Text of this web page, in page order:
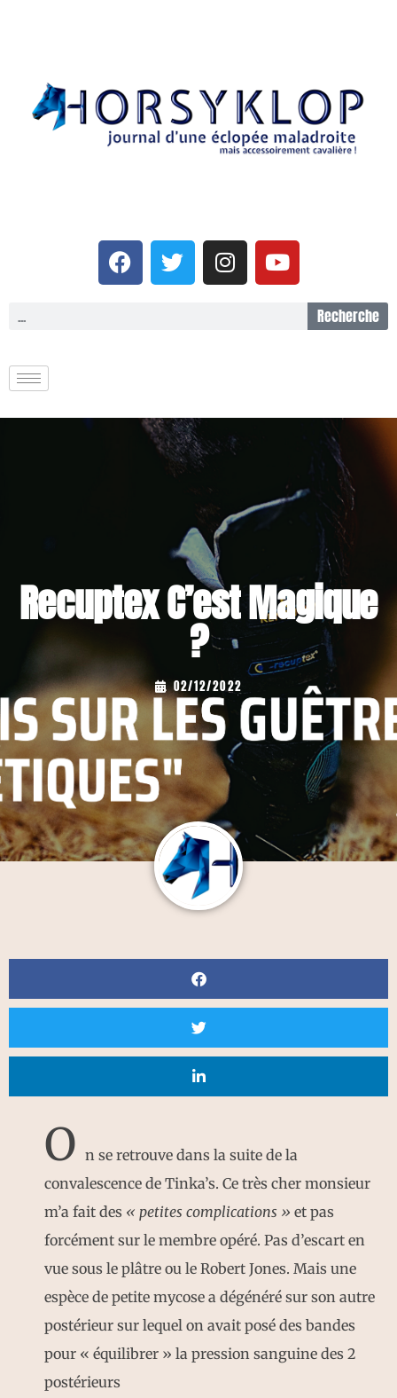
Recherche
Recuptex C’est Magique
?
... 02/12/2022
O n se retrouve dans la suite de la
convalescence de Tinka’s. Ce très cher monsieur
m’a fait des « petites complications » et pas
forcément sur le membre opéré. Pas d’escart en
vue sous le plâtre ou le Robert Jones. Mais une
espèce de petite mycose a dégénéré sur son autre
postérieur sur lequel on avait posé des bandes
pour « équilibrer » la pression sanguine des 2
postérieurs